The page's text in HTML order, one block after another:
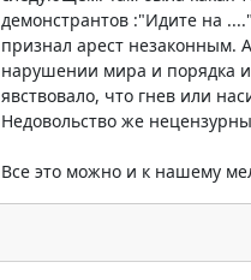
демонстрантов :"Идите на
признал арест незаконным.
нарушении мира и порядка и
явствовало, что гнев или
Недовольство же
Все это можно и к нашему